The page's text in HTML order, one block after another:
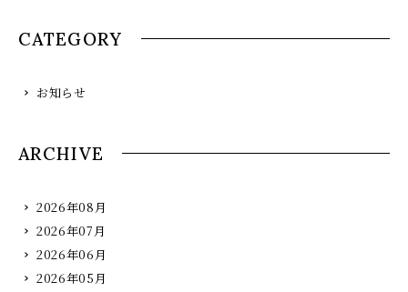
CATEGORY
お知らせ
ARCHIVE
2026年08月
2026年07月
2026年06月
2026年05月